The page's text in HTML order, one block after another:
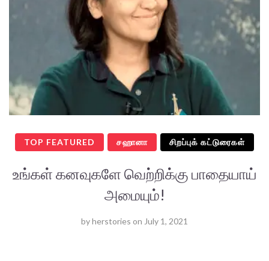
TOP FEATURED சஹானா சிறப்புக் கட்டுரைகள்
உங்கள் கனவுகளே வெற்றிக்கு பாதையாய்
அமையும்!
byherstories on July 1, 2021